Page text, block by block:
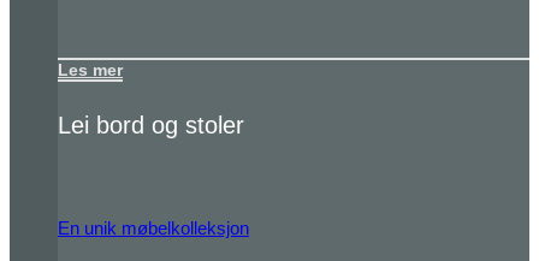
Les mer
Lei bord og stoler
En unik møbelkolleksjon